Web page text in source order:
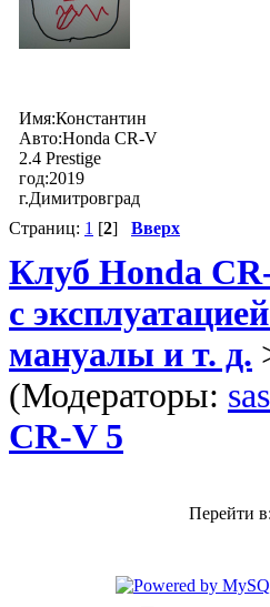
Имя:Константин
Авто:Honda CR-V
2.4 Prestige
год:2019
г.Димитровград
Страниц: 1 [2] Вверх
Клуб Honda
с
мануалы и т. д.
(Модераторы:
CR-V 5
Перейти в: